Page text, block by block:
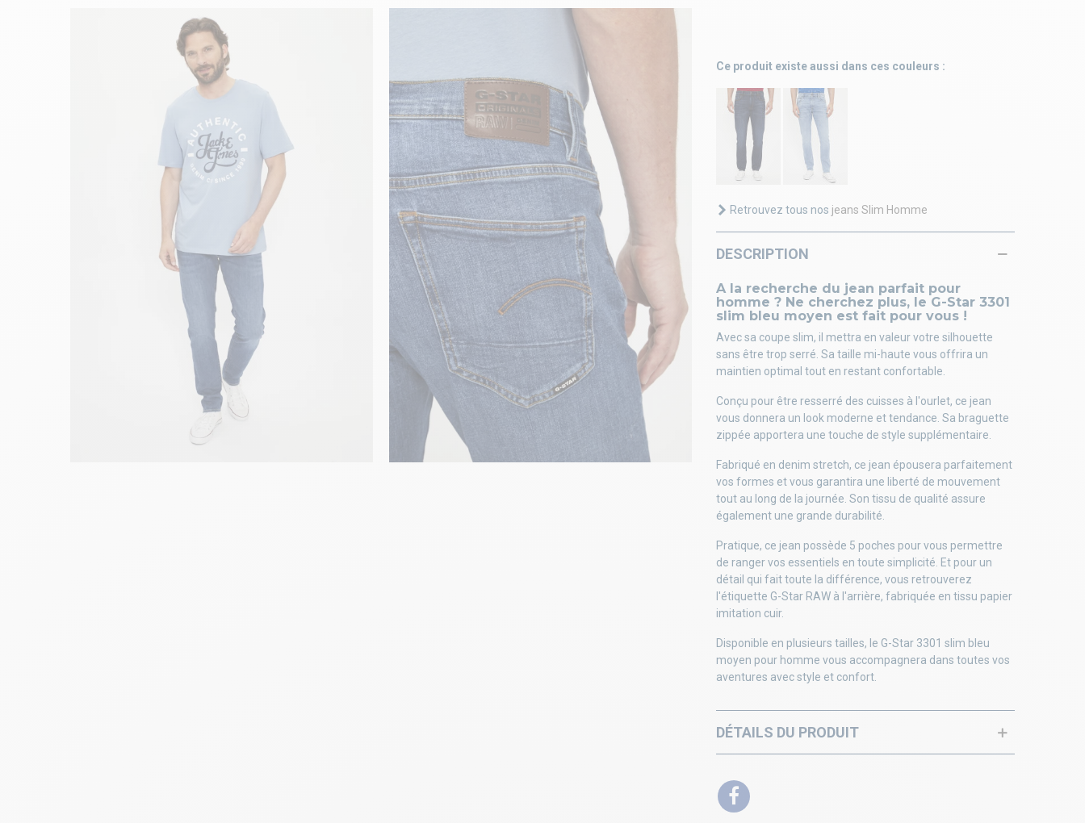
Ce produit existe aussi dans ces couleurs :
DESCRIPTION
A la recherche du jean parfait pour
homme ? Ne cherchez plus, le G-Star 3301
slim bleu moyen est fait pour vous !
Avec sa coupe slim, il mettra en valeur votre silhouette
sans être trop serré. Sa taille mi-haute vous offrira un
maintien optimal tout en restant confortable.
Conçu pour être resserré des cuisses à l'ourlet, ce jean
vous donnera un look moderne et tendance. Sa braguette
zippée apportera une touche de style supplémentaire.
Fabriqué en denim stretch, ce jean épousera parfaitement
vos formes et vous garantira une liberté de mouvement
tout au long de la journée. Son tissu de qualité assure
également une grande durabilité.
Pratique, ce jean possède 5 poches pour vous permettre
de ranger vos essentiels en toute simplicité. Et pour un
détail qui fait toute la différence, vous retrouverez
l'étiquette G-Star RAW à l'arrière, fabriquée en tissu papier
imitation cuir.
Disponible en plusieurs tailles, le G-Star 3301 slim bleu
moyen pour homme vous accompagnera dans toutes vos
aventures avec style et confort.
DÉTAILS DU PRODUIT
Retrouvez tous nos jeans Slim Homme